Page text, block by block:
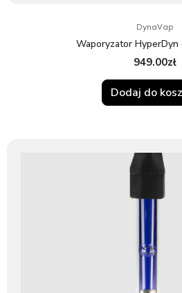
DynaVap
Waporyzator HyperDyn
949.00zł
Dodaj do